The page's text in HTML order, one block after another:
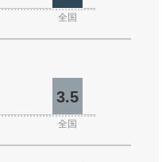
全国
3.5
全国